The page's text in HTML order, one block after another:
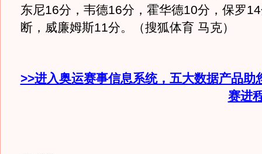
东尼16分，韦德16分，霍华德10分，保罗
断，威廉姆斯11分。（搜狐体育 马克）
>>进入奥运赛事信息系统，五大数据产品助
赛进